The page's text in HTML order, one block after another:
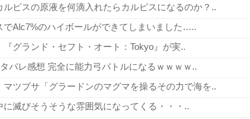
ピスの原液を何滴入れたらカルピスになるのか？..
でAlc7%のハイボールができてしまいました…..
グランド・セフト・オート：Tokyo』が実..
バレ感想 完全に能力弓バトルになるｗｗｗｗ..
マツブサ「グラードンのマグマを操るその力で海を..
に滅びそうそうな雰囲気になってくる・・・..